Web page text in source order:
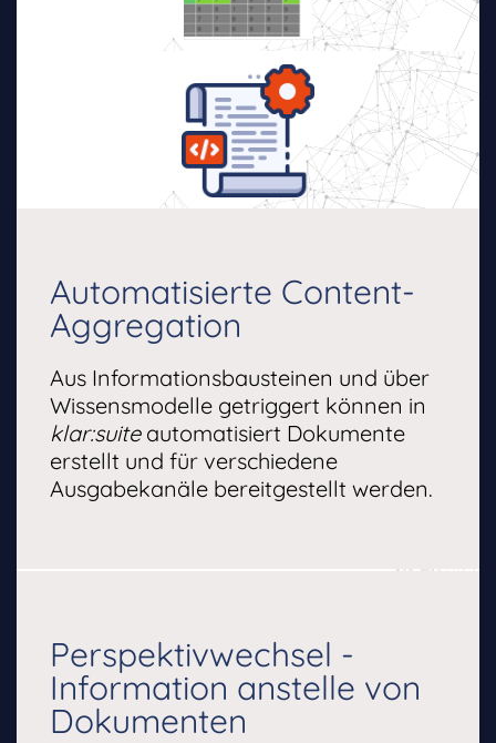
Automatisierte Content-
Aggregation
Aus Informationsbausteinen und über
Wissensmodelle getriggert können in
klar:suiteautomatisiert Dokumente
erstellt und für verschiedene
Ausgabekanäle bereitgestellt werden.
Perspektivwechsel -
Information anstelle von
Dokumenten